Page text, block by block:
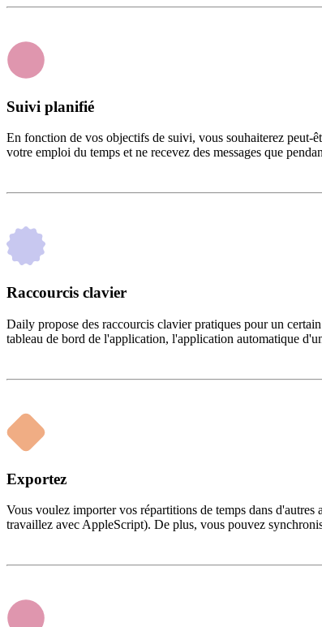
Suivi planifié
En fonction de vos objectifs de suivi, vous souhaiterez peut-
votre emploi du temps et ne recevez des messages que
Raccourcis clavier
Daily propose des raccourcis clavier pratiques pour un
tableau de bord de l'application, l'application automatique
Exportez
Vous voulez importer vos répartitions de temps dans
travaillez avec AppleScript). De plus, vous pouvez